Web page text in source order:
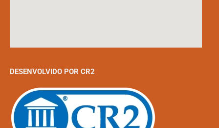
DESENVOLVIDO POR CR2